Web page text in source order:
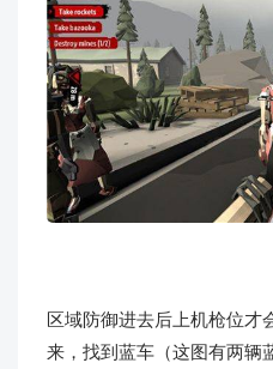
区域防御进去后上机枪位才
来，找到蓝车（这图有两辆